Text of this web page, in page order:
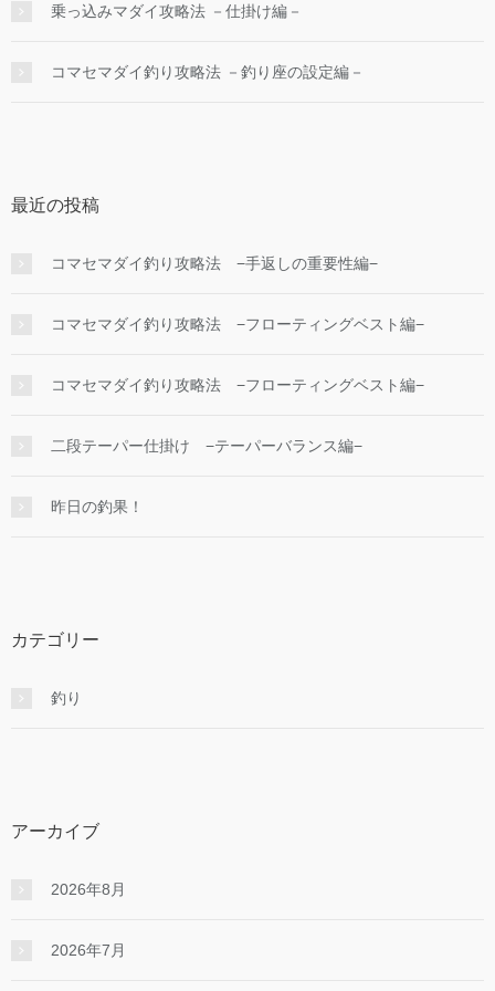
乗っ込みマダイ攻略法 －仕掛け編－
コマセマダイ釣り攻略法 －釣り座の設定編－
最近の投稿
コマセマダイ釣り攻略法 −手返しの重要性編−
コマセマダイ釣り攻略法 −フローティングベスト編−
コマセマダイ釣り攻略法 −フローティングベスト編−
二段テーパー仕掛け −テーパーバランス編−
昨日の釣果！
カテゴリー
釣り
アーカイブ
2026年8月
2026年7月